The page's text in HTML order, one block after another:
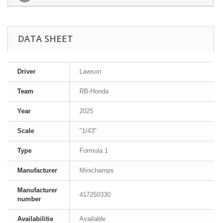
DATA SHEET
Driver Lawson
Team RB-Honda
Year 2025
Scale "1/43"
Type Formula 1
Manufacturer Minichamps
Manufacturer
number
417250330
Availabilitie Available